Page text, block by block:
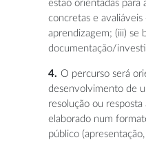
estão orientadas para
concretas e
aprendizagem; (iii) se
documentação/
O percurso será
desenvolvimento de
resolução ou
elaborado num
público